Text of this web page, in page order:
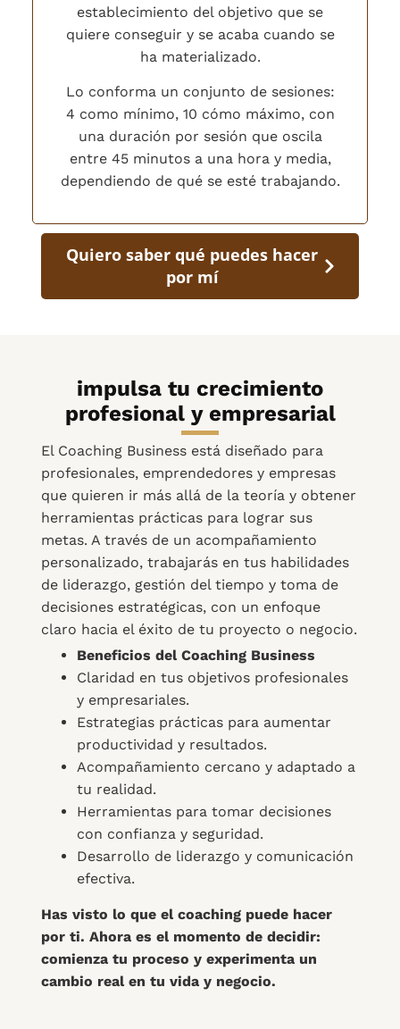
establecimiento del objetivo que se
quiere conseguir y se acaba cuando se
ha materializado.
Lo conforma un conjunto de sesiones:
4 como mínimo, 10 cómo máximo, con
una duración por sesión que oscila
entre 45 minutos a una hora y media,
dependiendo de qué se esté trabajando.
Quiero saber qué puedes hacer
por mí
impulsa tu crecimiento
profesional y empresarial
El Coaching Business está diseñado para
profesionales, emprendedores y empresas
que quieren ir más allá de la teoría y obtener
herramientas prácticas para lograr sus
metas. A través de un acompañamiento
personalizado, trabajarás en tus habilidades
de liderazgo, gestión del tiempo y toma de
decisiones estratégicas, con un enfoque
claro hacia el éxito de tu proyecto o negocio.
Beneficios del Coaching Business
Claridad en tus objetivos profesionales
y empresariales.
Estrategias prácticas para aumentar
productividad y resultados.
Acompañamiento cercano y adaptado a
tu realidad.
Herramientas para tomar decisiones
con confianza y seguridad.
Desarrollo de liderazgo y comunicación
efectiva.
Has visto lo que el coaching puede hacer
por ti. Ahora es el momento de decidir:
comienza tu proceso y experimenta un
cambio real en tu vida y negocio.